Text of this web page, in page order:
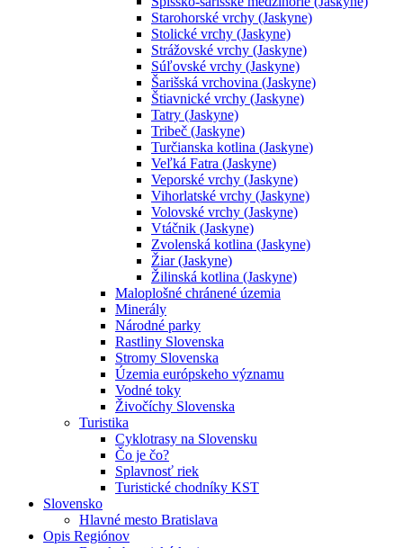
Starohorské vrchy (Jaskyne)
Stolické vrchy (Jaskyne)
Strážovské vrchy (Jaskyne)
Súľovské vrchy (Jaskyne)
Šarišská vrchovina (Jaskyne)
Štiavnické vrchy (Jaskyne)
Tatry (Jaskyne)
Tribeč (Jaskyne)
Turčianska kotlina (Jaskyne)
Veľká Fatra (Jaskyne)
Veporské vrchy (Jaskyne)
Vihorlatské vrchy (Jaskyne)
Volovské vrchy (Jaskyne)
Vtáčnik (Jaskyne)
Zvolenská kotlina (Jaskyne)
Žiar (Jaskyne)
Žilinská kotlina (Jaskyne)
Maloplošné chránené územia
Minerály
Národné parky
Rastliny Slovenska
Stromy Slovenska
Územia európskeho významu
Vodné toky
Živočíchy Slovenska
Turistika
Cyklotrasy na Slovensku
Čo je čo?
Splavnosť riek
Turistické chodníky KST
Slovensko
Hlavné mesto Bratislava
Opis Regiónov